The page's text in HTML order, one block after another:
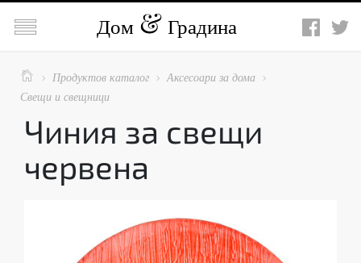
 Дом Градина
  Продуктов каталог  Аксесоари за дома 
Свещи и свещници
Чиния за свещи
червена